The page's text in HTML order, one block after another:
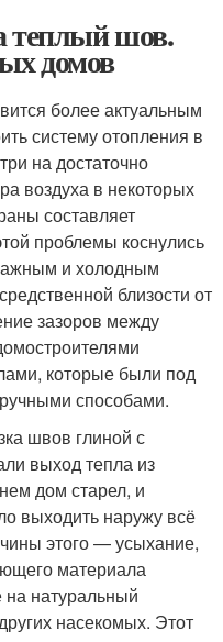
теплый шов.
домов
более актуальным
систему отопления в
на достаточно
воздуха в некоторых
составляет
проблемы коснулись
и холодным
близости от
зазоров между
которые были под
способами.
швов глиной с
выход тепла из
дом старел, и
выходить наружу всё
этого — усыхание,
материала
на натуральный
насекомых. Этот